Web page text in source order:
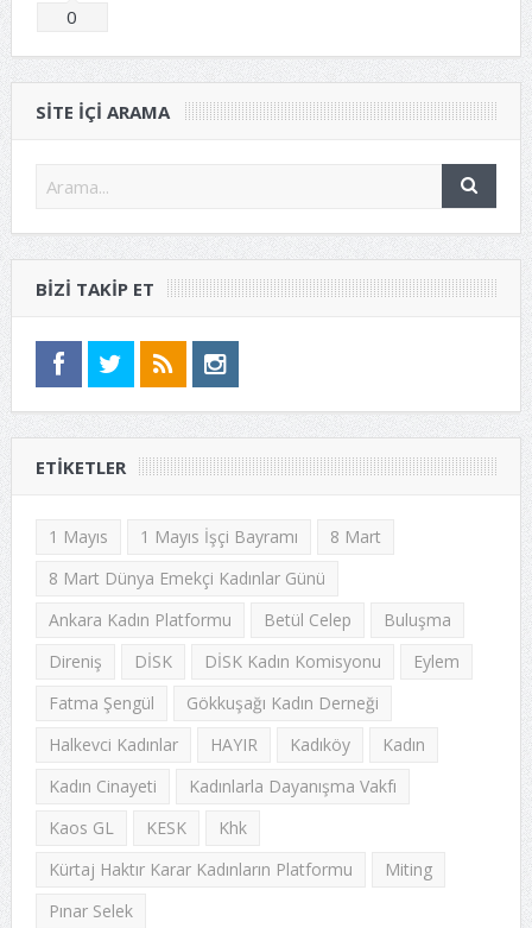
0
SITE IÇI ARAMA
BIZI TAKIP ET
ETIKETLER
1 Mayıs 1 Mayıs İşçi Bayramı
8 Mart
8 Mart Dünya Emekçi Kadınlar Günü
Ankara Kadın Platformu
Betül Celep
Buluşma
Direniş
DİSK DİSK Kadın Komisyonu
Eylem
Fatma Şengül
Gökkuşağı Kadın Derneği
Halkevci Kadınlar
HAYIR Kadıköy
Kadın
Kadın Cinayeti
Kadınlarla Dayanışma Vakfı
Kaos GL
KESK
Khk
Kürtaj Haktır Karar Kadınların Platformu
Miting
Pınar Selek